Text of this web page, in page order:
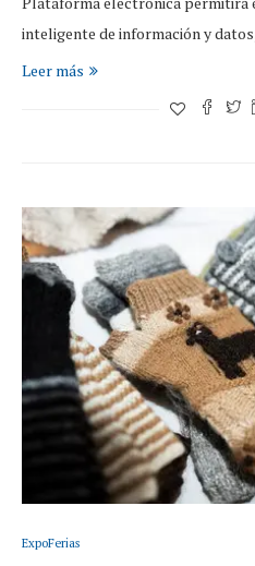
inteligente de información y
Leer más
ExpoFerias